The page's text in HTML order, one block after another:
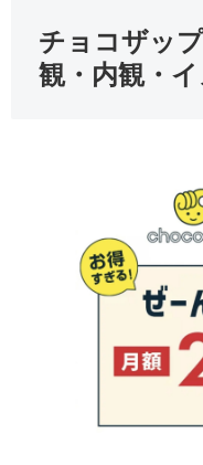
チョコザッ
観・内観・イ